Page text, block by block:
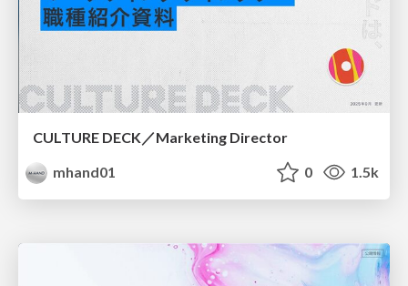
CULTURE DECK／Marketing Director
mhand01
0 1.5k